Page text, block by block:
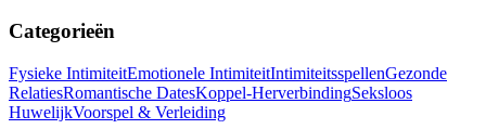
Categorieën
Fysieke IntimiteitEmotionele IntimiteitIntimiteitsspellenGezonde
RelatiesRomantische DatesKoppel-HerverbindingSeksloos
HuwelijkVoorspel & Verleiding